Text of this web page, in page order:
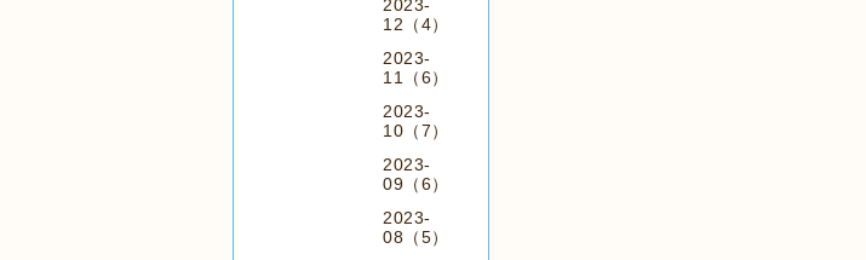
2023-
12（4）
2023-
11（6）
2023-
10（7）
2023-
09（6）
2023-
08（5）